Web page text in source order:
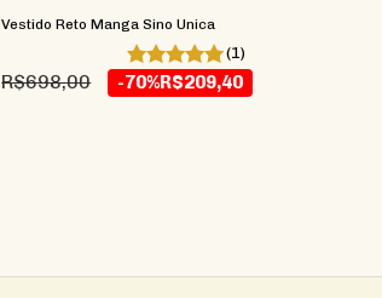
Vestido Reto Manga Sino Unica
(1)
R$698,00 -70%R$209,40